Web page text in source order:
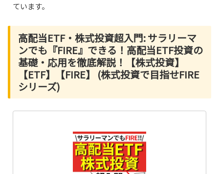
ています。
高配当ETF・株式投資超入門: サラリーマ
ンでも『FIRE』できる！高配当ETF投資の
基礎・応用を徹底解説！【株式投資】
【ETF】【FIRE】 (株式投資で目指せFIRE
シリーズ)